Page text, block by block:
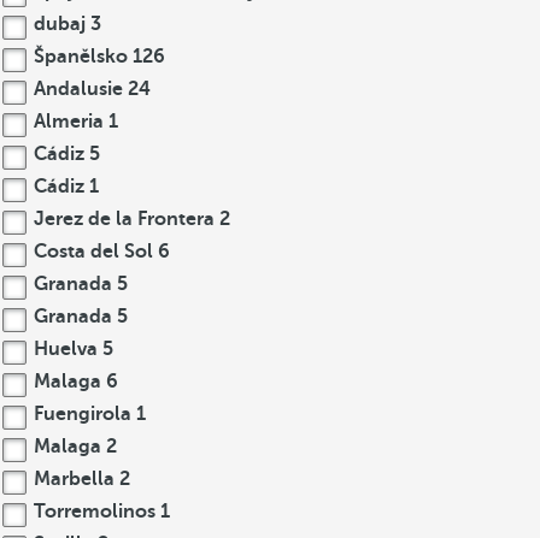
dubaj 3
Španělsko 126
Andalusie 24
Almeria 1
Cádiz 5
Cádiz 1
Jerez de la Frontera 2
Costa del Sol 6
Granada 5
Granada 5
Huelva 5
Malaga 6
Fuengirola 1
Malaga 2
Marbella 2
Torremolinos 1